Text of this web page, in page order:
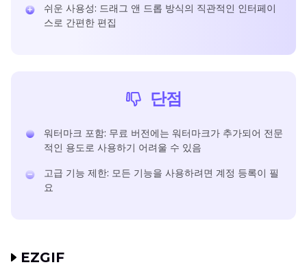
쉬운 사용성: 드래그 앤 드롭 방식의 직관적인 인터페이
스로 간편한 편집
단점
워터마크 포함: 무료 버전에는 워터마크가 추가되어 전문
적인 용도로 사용하기 어려울 수 있음
고급 기능 제한: 모든 기능을 사용하려면 계정 등록이 필
요
EZGIF